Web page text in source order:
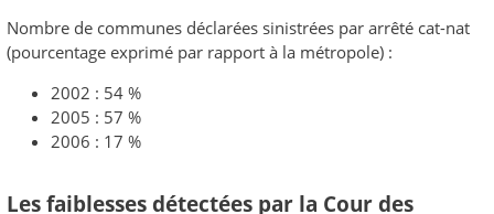
Nombre de communes déclarées sinistrées par arrêté cat-nat
(pourcentage exprimé par rapport à la métropole) :
2002 : 54 %
2005 : 57 %
2006 : 17 %
Les faiblesses détectées par la Cour des